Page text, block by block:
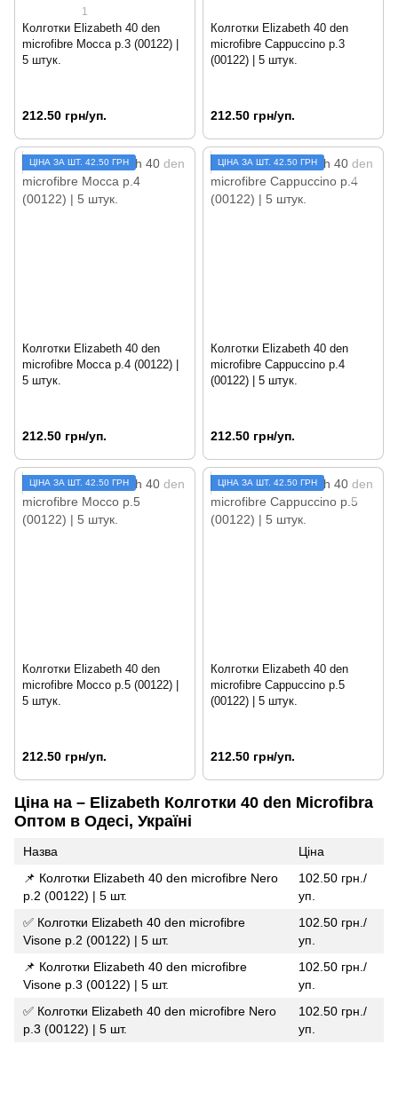
1
Колготки Elizabeth 40 den
microfibre Mocca р.3 (00122) |
5 штук.
212.50 грн/уп.
Колготки Elizabeth 40 den
microfibre Cappuccino р.3
(00122) | 5 штук.
212.50 грн/уп.
ЦIНА ЗА ШТ. 42.50 ГРН
Колготки Elizabeth 40 den
microfibre Mocca р.4 (00122) |
5 штук.
212.50 грн/уп.
ЦIНА ЗА ШТ. 42.50 ГРН
Колготки Elizabeth 40 den
microfibre Cappuccino р.4
(00122) | 5 штук.
212.50 грн/уп.
ЦIНА ЗА ШТ. 42.50 ГРН
Колготки Elizabeth 40 den
microfibre Mocco р.5 (00122) |
5 штук.
212.50 грн/уп.
ЦIНА ЗА ШТ. 42.50 ГРН
Колготки Elizabeth 40 den
microfibre Cappuccino р.5
(00122) | 5 штук.
212.50 грн/уп.
Ціна на – Elizabeth Колготки 40 den Microfibra
Оптом в Одесі, Україні
Назва
Ціна
📌 Колготки Elizabeth 40 den microfibre Nero
р.2 (00122) | 5 шт.
102.50 грн./
уп.
✅ Колготки Elizabeth 40 den microfibre
Visone р.2 (00122) | 5 шт.
102.50 грн./
уп.
📌 Колготки Elizabeth 40 den microfibre
Visone р.3 (00122) | 5 шт.
102.50 грн./
уп.
✅ Колготки Elizabeth 40 den microfibre Nero
р.3 (00122) | 5 шт.
102.50 грн./
уп.